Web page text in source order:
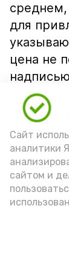
Сайт
аналитики
сайтом и
для
цена не